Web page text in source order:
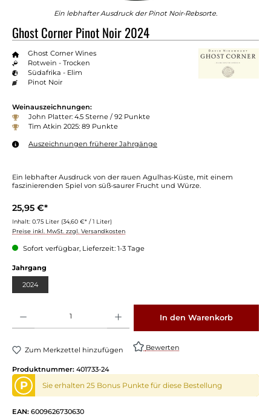
Ein lebhafter Ausdruck der Pinot Noir-Rebsorte.
Ghost Corner Pinot Noir 2024
Ghost Corner Wines
Rotwein - Trocken
Südafrika - Elim
Pinot Noir
Weinauszeichnungen:
John Platter: 4.5 Sterne / 92 Punkte
Tim Atkin 2025: 89 Punkte
Auszeichnungen früherer Jahrgänge
Ein lebhafter Ausdruck von der rauen Agulhas-Küste, mit einem
faszinierenden Spiel von süß-saurer Frucht und Würze.
25,95 €*
Inhalt: 0.75 Liter (34,60 €* / 1 Liter)
Preise inkl. MwSt. zzgl. Versandkosten
Sofort verfügbar, Lieferzeit: 1-3 Tage
Jahrgang
2024
In den Warenkorb
Zum Merkzettel hinzufügen Bewerten
Produktnummer: 401733-24
P Sie erhalten 25 Bonus Punkte für diese Bestellung
EAN: 6009626730630